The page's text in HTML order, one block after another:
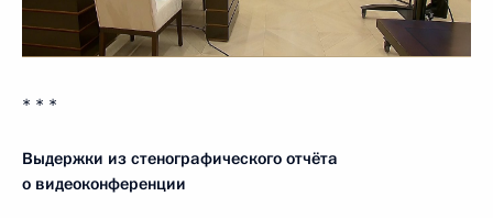
* * *
Выдержки из стенографического отчёта
о видеоконференции